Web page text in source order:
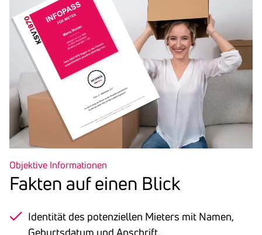
Objektive Informationen
Fakten auf einen Blick
Identität des potenziellen Mieters mit Namen,